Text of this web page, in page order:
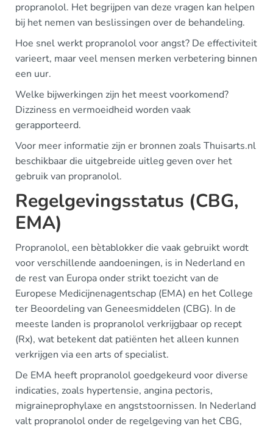
propranolol. Het begrijpen van deze vragen kan helpen
bij het nemen van beslissingen over de behandeling.
Hoe snel werkt propranolol voor angst? De effectiviteit
varieert, maar veel mensen merken verbetering binnen
een uur.
Welke bijwerkingen zijn het meest voorkomend?
Dizziness en vermoeidheid worden vaak
gerapporteerd.
Voor meer informatie zijn er bronnen zoals Thuisarts.nl
beschikbaar die uitgebreide uitleg geven over het
gebruik van propranolol.
Regelgevingsstatus (CBG,
EMA)
Propranolol, een bètablokker die vaak gebruikt wordt
voor verschillende aandoeningen, is in Nederland en
de rest van Europa onder strikt toezicht van de
Europese Medicijnenagentschap (EMA) en het College
ter Beoordeling van Geneesmiddelen (CBG). In de
meeste landen is propranolol verkrijgbaar op recept
(Rx), wat betekent dat patiënten het alleen kunnen
verkrijgen via een arts of specialist.
De EMA heeft propranolol goedgekeurd voor diverse
indicaties, zoals hypertensie, angina pectoris,
migraineprophylaxe en angststoornissen. In Nederland
valt propranolol onder de regelgeving van het CBG,